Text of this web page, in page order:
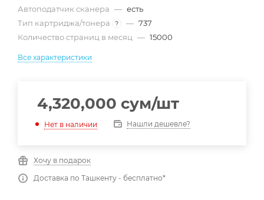
Автоподатчик сканера — есть
Тип картриджа/тонера
? — 737
Количество страниц в месяц — 15000
Все характеристики
4,320,000 сум/шт
Нет в наличии Нашли дешевле?
Хочу в подарок
Доставка по Ташкенту - бесплатно*